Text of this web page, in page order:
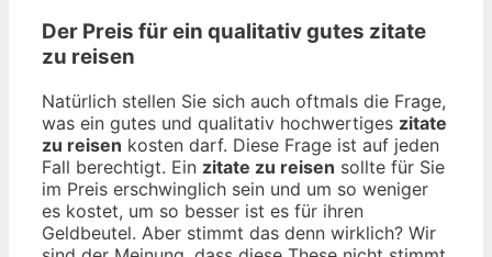
Der Preis für ein qualitativ gutes zitate
zu reisen
Natürlich stellen Sie sich auch oftmals die Frage,
was ein gutes und qualitativ hochwertiges zitate
zu reisen kosten darf. Diese Frage ist auf jeden
Fall berechtigt. Ein zitate zu reisen sollte für Sie
im Preis erschwinglich sein und um so weniger
es kostet, um so besser ist es für ihren
Geldbeutel. Aber stimmt das denn wirklich? Wir